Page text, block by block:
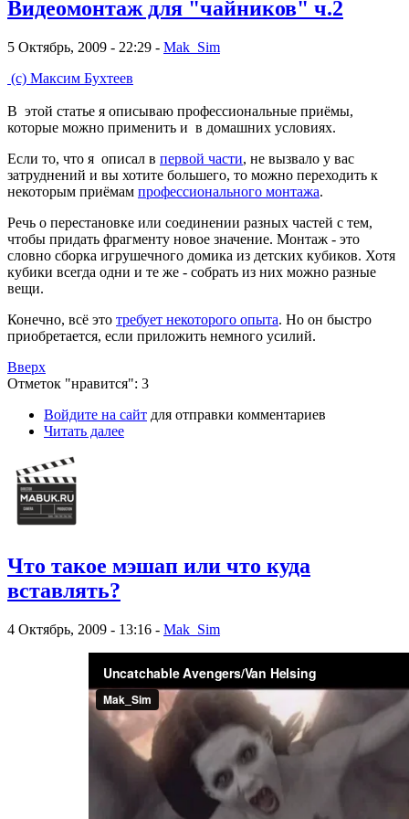
Видеомонтаж для "чайников" ч.2
5 Октябрь, 2009 - 22:29 - Mak_Sim
(с) Максим Бухтеев
В этой статье я описываю профессиональные приёмы,
которые можно применить и в домашних условиях.
Если то, что я описал в первой части, не вызвало у вас
затруднений и вы хотите большего, то можно переходить к
некоторым приёмам профессионального монтажа.
Речь о перестановке или соединении разных частей с тем,
чтобы придать фрагменту новое значение. Монтаж - это
словно сборка игрушечного домика из детских кубиков. Хотя
кубики всегда одни и те же - собрать из них можно разные
вещи.
Конечно, всё это требует некоторого опыта. Но он быстро
приобретается, если приложить немного усилий.
Вверх
Отметок "нравится": 3
Войдите на сайт для отправки комментариев
Читать далее
Что такое мэшап или что куда
вставлять?
4 Октябрь, 2009 - 13:16 - Mak_Sim